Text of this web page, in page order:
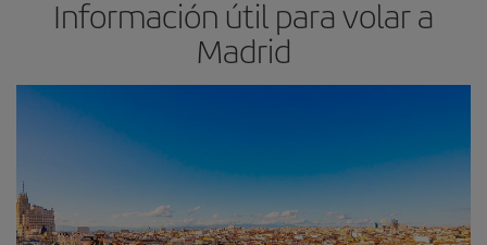
Información útil para volar a
Madrid